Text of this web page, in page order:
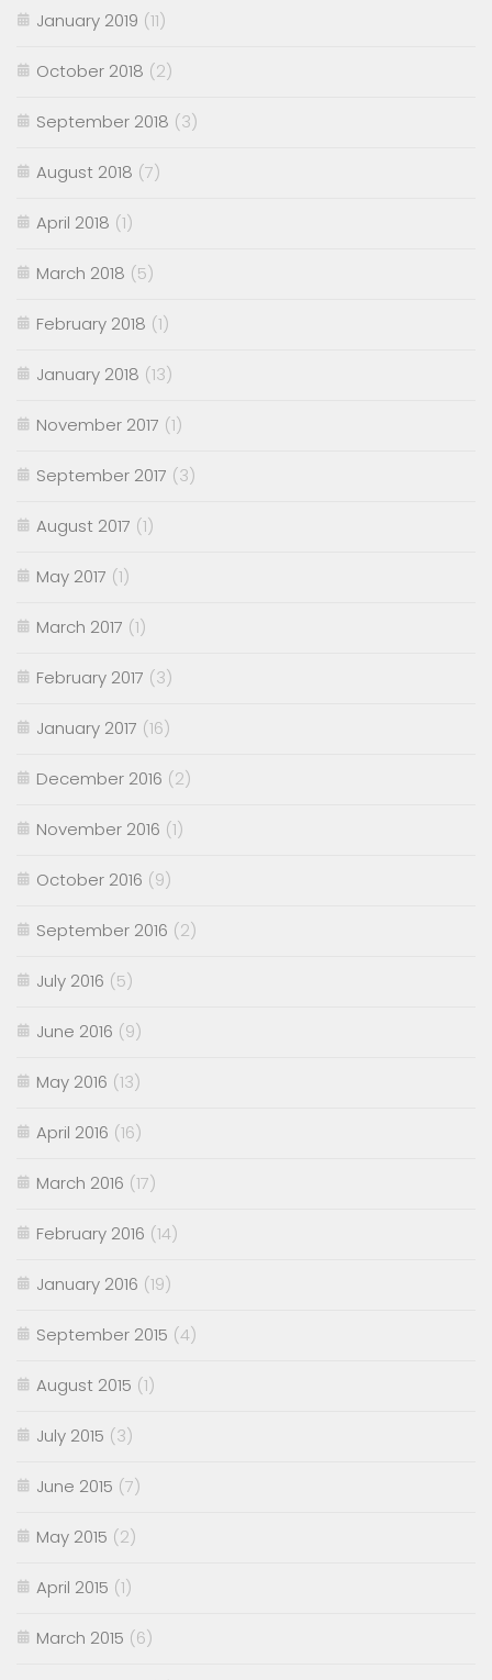
January 2019 (11)
October 2018 (2)
September 2018 (3)
August 2018 (7)
April 2018 (1)
March 2018 (5)
February 2018 (1)
January 2018 (13)
November 2017 (1)
September 2017 (3)
August 2017 (1)
May 2017 (1)
March 2017 (1)
February 2017 (3)
January 2017 (16)
December 2016 (2)
November 2016 (1)
October 2016 (9)
September 2016 (2)
July 2016 (5)
June 2016 (9)
May 2016 (13)
April 2016 (16)
March 2016 (17)
February 2016 (14)
January 2016 (19)
September 2015 (4)
August 2015 (1)
July 2015 (3)
June 2015 (7)
May 2015 (2)
April 2015 (1)
March 2015 (6)